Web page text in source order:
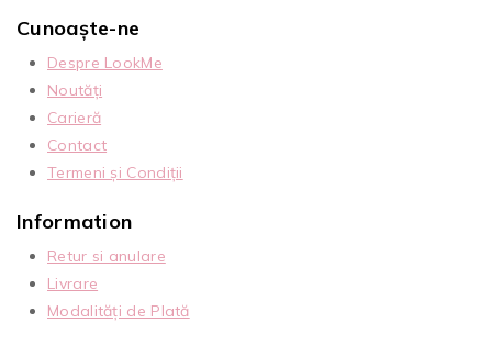
Cunoaște-ne
Despre LookMe
Noutăți
Carieră
Contact
Termeni și Condiții
Information
Retur si anulare
Livrare
Modalități de Plată